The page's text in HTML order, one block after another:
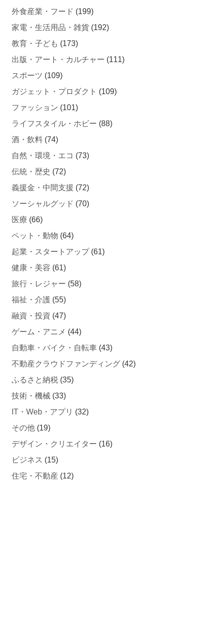
外食産業・フード (199)
家電・生活用品・雑貨 (192)
教育・子ども (173)
出版・アート・カルチャー (111)
スポーツ (109)
ガジェット・プロダクト (109)
ファッション (101)
ライフスタイル・ホビー (88)
酒・飲料 (74)
自然・環境・エコ (73)
伝統・歴史 (72)
義援金・中間支援 (72)
ソーシャルグッド (70)
医療 (66)
ペット・動物 (64)
起業・スタートアップ(61)
健康・美容 (61)
旅行・レジャー (58)
福祉・介護 (55)
融資・投資 (47)
ゲーム・アニメ (44)
自動車・バイク・自転車 (43)
不動産クラウドファンディング (42)
ふるさと納税 (35)
技術・機械 (33)
IT・Web・アプリ (32)
その他 (19)
デザイン・クリエイター (16)
ビジネス (15)
住宅・不動産 (12)